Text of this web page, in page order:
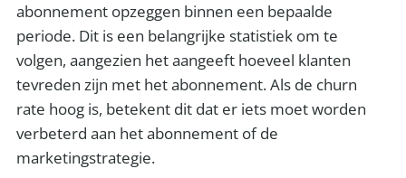
abonnement opzeggen binnen een bepaalde
periode. Dit is een belangrijke statistiek om te
volgen, aangezien het aangeeft hoeveel klanten
tevreden zijn met het abonnement. Als de churn
rate hoog is, betekent dit dat er iets moet worden
verbeterd aan het abonnement of de
marketingstrategie.